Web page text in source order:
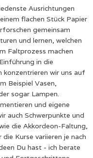
Ausrichtungen
flachen Stück Papier
gemeinsam
und lernen, welchen
Faltprozess machen
in die
konzentrieren wir uns auf
Beispiel Vasen,
sogar Lampen.
und eigene
auch Schwerpunkte und
die Akkordeon-Faltung,
Kurse variieren je nach
Du hast - ich berate